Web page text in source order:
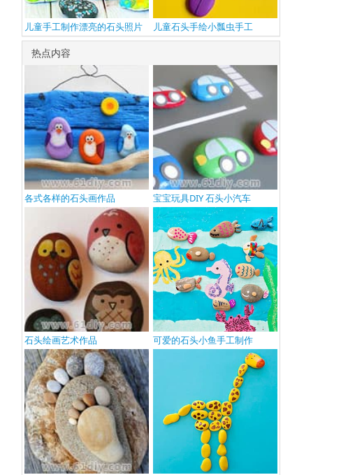
儿童手工制作漂亮的石头照片
夹
儿童石头手绘小瓢虫手工
热点内容
各式各样的石头画作品 宝宝玩具DIY 石头小汽车
石头绘画艺术作品 可爱的石头小鱼手工制作